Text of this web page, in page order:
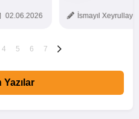
02.06.2026 İsmayıl
4 5 6 7
Yazılar